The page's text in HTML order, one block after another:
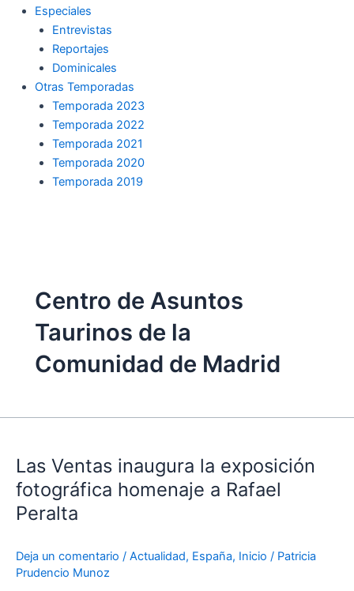
Especiales
Entrevistas
Reportajes
Dominicales
Otras Temporadas
Temporada 2023
Temporada 2022
Temporada 2021
Temporada 2020
Temporada 2019
Centro de Asuntos
Taurinos de la
Comunidad de Madrid
Las Ventas inaugura la exposición
fotográfica homenaje a Rafael
Peralta
Deja un comentario / Actualidad, España, Inicio / Patricia
Prudencio Munoz
inaugura
la
exposición
fotográfica
a
Rafael